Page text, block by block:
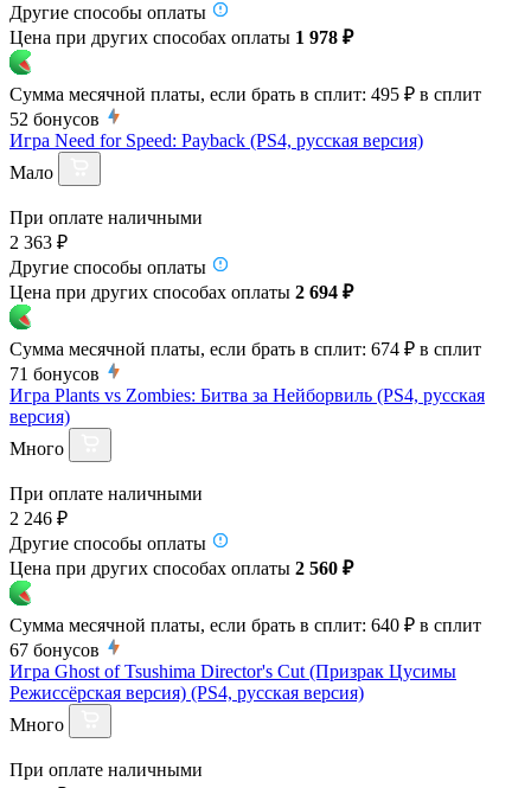
Другие способы оплаты
Цена при других способах оплаты 1 978 ₽
Сумма месячной платы, если брать в сплит: 495 ₽ в сплит
52 бонусов
Игра Need for Speed: Payback (PS4, русская версия)
Мало
При оплате наличными
2 363 ₽
Другие способы оплаты
Цена при других способах оплаты 2 694 ₽
Сумма месячной платы, если брать в сплит: 674 ₽ в сплит
71 бонусов
Игра Plants vs Zombies: Битва за Нейборвиль (PS4, русская
версия)
Много
При оплате наличными
2 246 ₽
Другие способы оплаты
Цена при других способах оплаты 2 560 ₽
Сумма месячной платы, если брать в сплит: 640 ₽ в сплит
67 бонусов
Игра Ghost of Tsushima Director's Cut (Призрак Цусимы
Режиссёрская версия) (PS4, русская версия)
Много
При оплате наличными